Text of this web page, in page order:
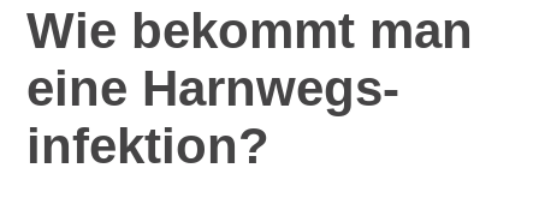
Wie bekommt man
eine Harnwegs­
infektion?